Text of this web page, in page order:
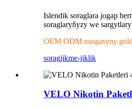
Islendik soraglara jogap
soraglaryňyzy we
OEM ODM nusgasyny
soragjikme-jiklik
VELO Nikotin